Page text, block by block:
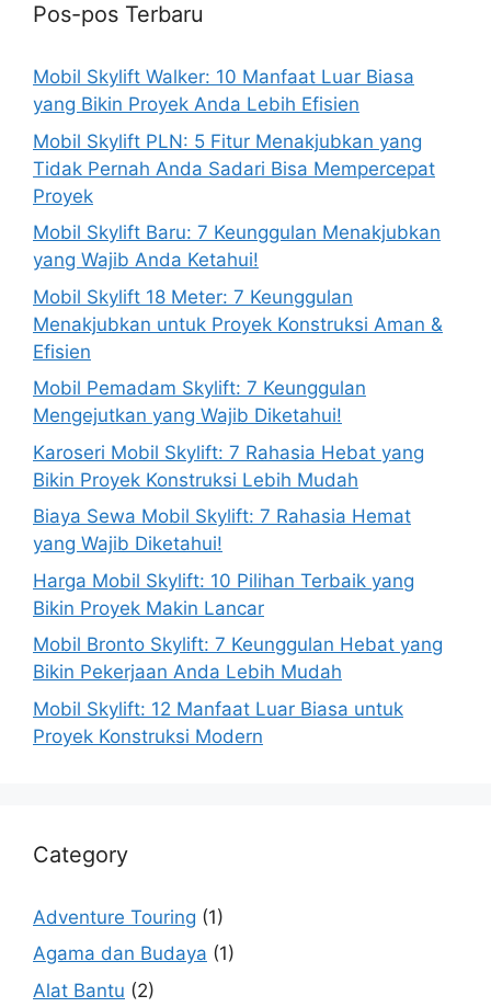
Pos-pos Terbaru
Mobil Skylift Walker: 10 Manfaat Luar Biasa
yang Bikin Proyek Anda Lebih Efisien
Mobil Skylift PLN: 5 Fitur Menakjubkan yang
Tidak Pernah Anda Sadari Bisa Mempercepat
Proyek
Mobil Skylift Baru: 7 Keunggulan Menakjubkan
yang Wajib Anda Ketahui!
Mobil Skylift 18 Meter: 7 Keunggulan
Menakjubkan untuk Proyek Konstruksi Aman &
Efisien
Mobil Pemadam Skylift: 7 Keunggulan
Mengejutkan yang Wajib Diketahui!
Karoseri Mobil Skylift: 7 Rahasia Hebat yang
Bikin Proyek Konstruksi Lebih Mudah
Biaya Sewa Mobil Skylift: 7 Rahasia Hemat
yang Wajib Diketahui!
Harga Mobil Skylift: 10 Pilihan Terbaik yang
Bikin Proyek Makin Lancar
Mobil Bronto Skylift: 7 Keunggulan Hebat yang
Bikin Pekerjaan Anda Lebih Mudah
Mobil Skylift: 12 Manfaat Luar Biasa untuk
Proyek Konstruksi Modern
Category
Adventure Touring (1)
Agama dan Budaya (1)
Alat Bantu (2)